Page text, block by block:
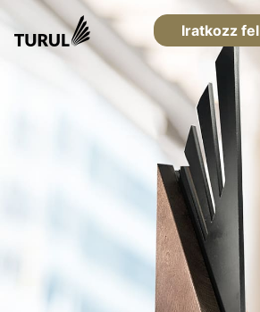
Iratkozz fel